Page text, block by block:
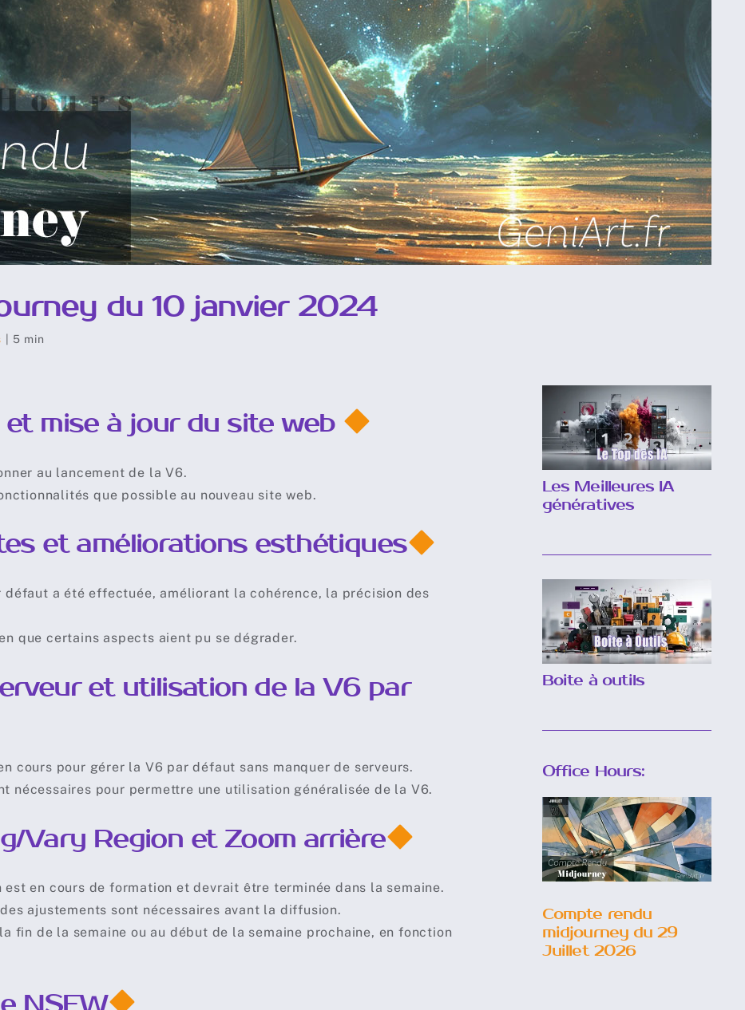
du 10 janvier 2024
5 min
mise à jour du site web
au lancement de la V6.
que possible au nouveau site web.
et améliorations esthétiques
défaut a été effectuée, améliorant la cohérence, la précision des
que certains aspects aient pu se dégrader.
et utilisation de la V6 par
cours pour gérer la V6 par défaut sans manquer de serveurs.
nécessaires pour permettre une utilisation généralisée de la V6.
Vary Region et Zoom arrière
en cours de formation et devrait être terminée dans la semaine.
ajustements sont nécessaires avant la diffusion.
fin de la semaine ou au début de la semaine prochaine, en fonction
Les Meilleures IA
génératives
Boite à outils
Office Hours:
Compte
rendu
midjourney
du 29 Juillet
2026
Compte rendu
midjourney du 29
Juillet 2026